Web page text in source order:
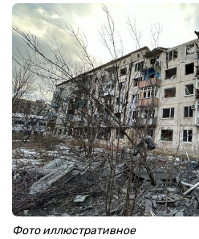
Фото иллюстративное